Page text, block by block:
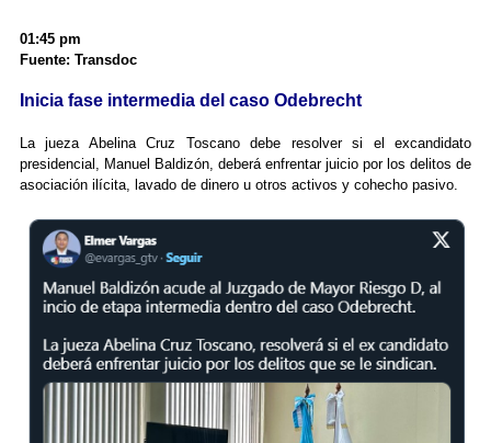
01:45 pm
Fuente: Transdoc
Inicia fase intermedia del caso Odebrecht
La jueza Abelina Cruz Toscano debe resolver si el excandidato
presidencial, Manuel Baldizón, deberá enfrentar juicio por los delitos de
asociación ilícita, lavado de dinero u otros activos y cohecho pasivo.